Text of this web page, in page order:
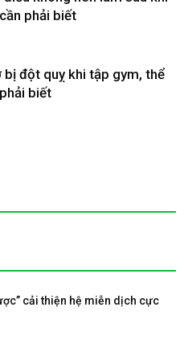
phải biết
bị đột quỵ khi tập gym, thể
biết
cải thiện hệ miễn dịch cực